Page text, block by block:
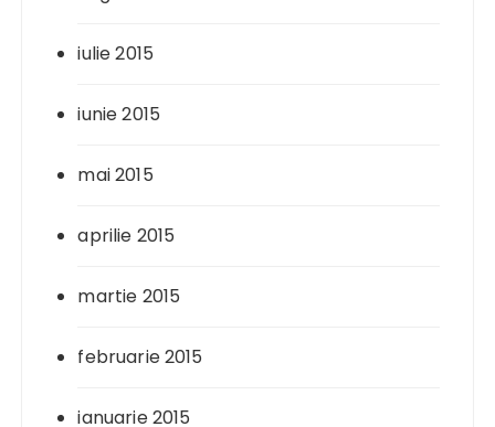
iulie 2015
iunie 2015
mai 2015
aprilie 2015
martie 2015
februarie 2015
ianuarie 2015